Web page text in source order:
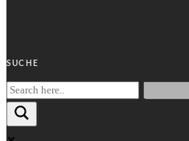
SUCHE